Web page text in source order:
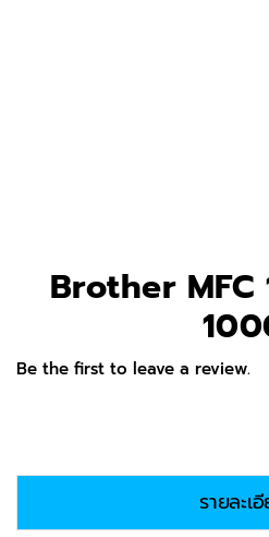
Brother MFC
Be the first to leave a review.
รายละเ